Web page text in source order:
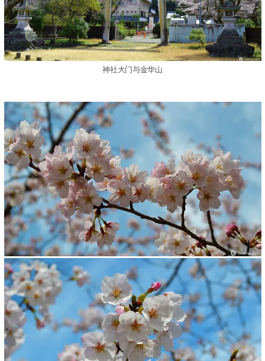
神社大门与金华山